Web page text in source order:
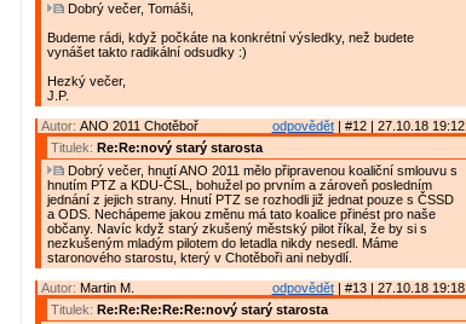
Dobrý večer, Tomáši,
Budeme rádi, když počkáte na konkrétní výsledky, než budete
vynášet takto radikální odsudky :)
Hezký večer,
J.P.
odpovědět| #12 | 27.10.18 19:12
Autor: ANO 2011 Chotěboř
Titulek: Re:Re:nový starý starosta
Dobrý večer, hnutí ANO 2011 mělo připravenou koaliční smlouvu s
hnutím PTZ a KDU-ČSL, bohužel po prvním a zároveň posledním
jednání z jejich strany. Hnutí PTZ se rozhodli již jednat pouze s ČSSD
a ODS. Nechápeme jakou změnu má tato koalice přinést pro naše
občany. Navíc když starý zkušený městský pilot říkal, že by si s
nezkušeným mladým pilotem do letadla nikdy nesedl. Máme
staronového starostu, který v Chotěboři ani nebydlí.
odpovědět| #13 | 27.10.18 19:18
Autor: Martin M.
Titulek: Re:Re:Re:Re:Re:nový starý starosta